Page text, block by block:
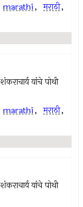
marathi, मराठी,
यांचे पोथी
marathi, मराठी,
यांचे पोथी